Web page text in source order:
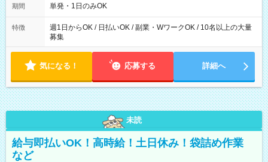
期間 単発・1日のみOK
特徴
週1日からOK / 日払いOK / 副業・WワークOK / 10名以上の大量
募集
気になる！ 応募する 詳細へ
未読
給与即払いOK！高時給！土日休み！袋詰め作業
など